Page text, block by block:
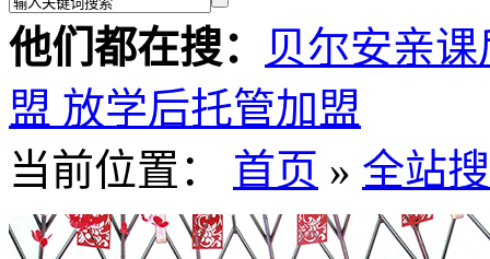
他们都在搜：
贝尔安亲
盟 放学后托管加盟
当前位置：
首页 » 全站